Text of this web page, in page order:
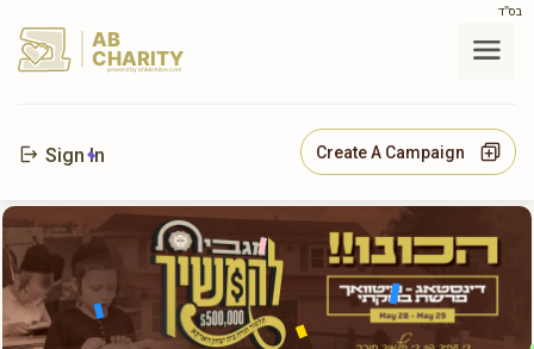
בס"ד
AB
CHARITY
powerd by ahblicklive.com
Sign In Create A Campaign